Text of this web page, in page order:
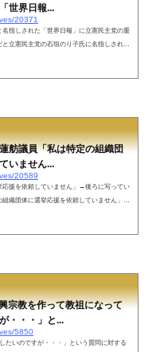
世界日報...
20371
名指しされた「世界日報」に立憲民主党の重
立憲民主党の石垣のり子氏に名指しされた
舫議員「私は特定の組織団
いません...
20589
応援を依頼していません」→後ろに写ってい
織団体に選挙応援を依頼していません」と
宗教を作って教祖になって
・・・」と...
5850
たいのですが・・・」という質問に対する